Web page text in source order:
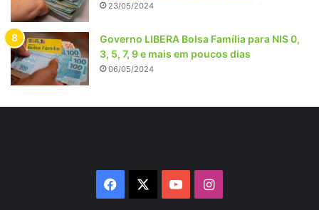
23/05/2024
Governo LIBERA Bolsa Família para NIS 0,
3, 5, 7, 9 e mais em poucos dias
06/05/2024
Facebook YouTubeInstagram